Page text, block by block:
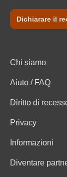
Dichiarare il
Chi siamo
Aiuto / FAQ
Diritto di
Privacy
Informazioni
Diventare